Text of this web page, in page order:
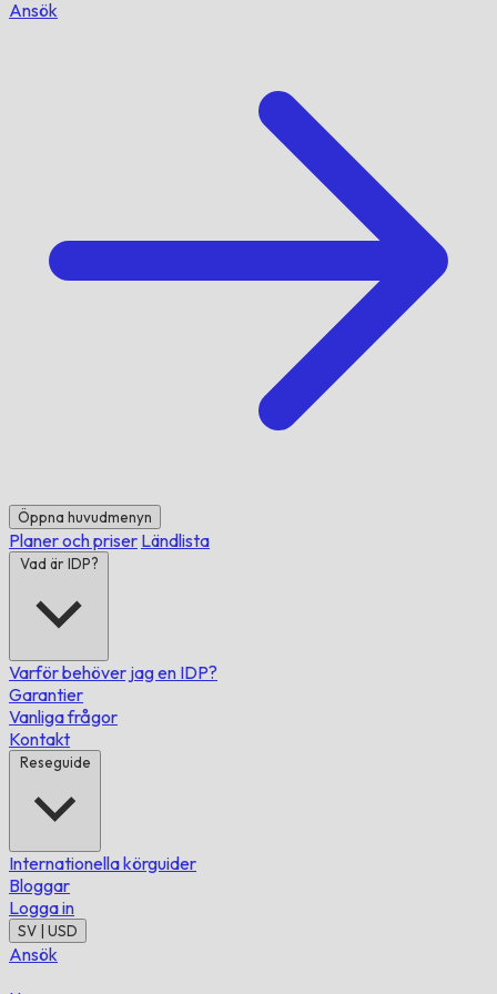
Ansök
Öppna huvudmenyn
Planer och priser Ländlista
Vad är IDP?
Varför behöver jag en IDP?
Garantier
Vanliga frågor
Kontakt
Reseguide
Internationella körguider
Bloggar
Logga in
SV | USD
Ansök